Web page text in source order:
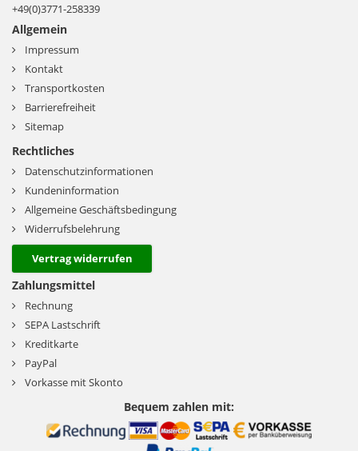
+49(0)3771-258339
Allgemein
Impressum
Kontakt
Transportkosten
Barrierefreiheit
Sitemap
Rechtliches
Datenschutzinformationen
Kundeninformation
Allgemeine Geschäftsbedingung
Widerrufsbelehrung
Vertrag widerrufen
Zahlungsmittel
Rechnung
SEPA Lastschrift
Kreditkarte
PayPal
Vorkasse mit Skonto
Bequem zahlen mit: